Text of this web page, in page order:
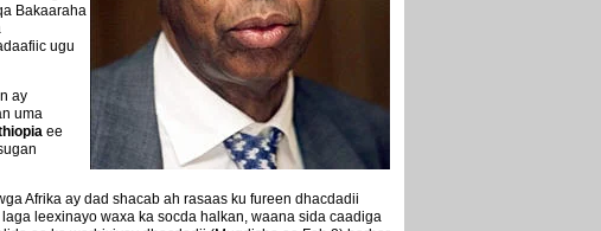
Bakaaraha
ugu
ay
uma
ee
Afrika ay dad shacab ah rasaas ku fureen dhacdadii
leexinayo waxa ka socda halkan, waana sida caadiga